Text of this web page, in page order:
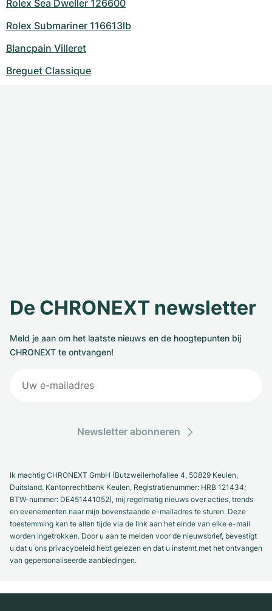
Rolex Sea Dweller 126600
Rolex Submariner 116613lb
Blancpain Villeret
Breguet Classique
De CHRONEXT newsletter
Meld je aan om het laatste nieuws en de hoogtepunten bij
CHRONEXT te ontvangen!
Newsletter abonneren
Ik machtig CHRONEXT GmbH (Butzweilerhofallee 4, 50829 Keulen,
Duitsland. Kantonrechtbank Keulen, Registratienummer: HRB 121434;
BTW-nummer: DE451441052), mij regelmatig nieuws over acties, trends
en evenementen naar mijn bovenstaande e-mailadres te sturen. Deze
toestemming kan te allen tijde via de link aan het einde van elke e-mail
worden ingetrokken. Door u aan te melden voor de nieuwsbrief, bevestigt
u dat u ons privacybeleid hebt gelezen en dat u instemt met het ontvangen
van gepersonaliseerde aanbiedingen.